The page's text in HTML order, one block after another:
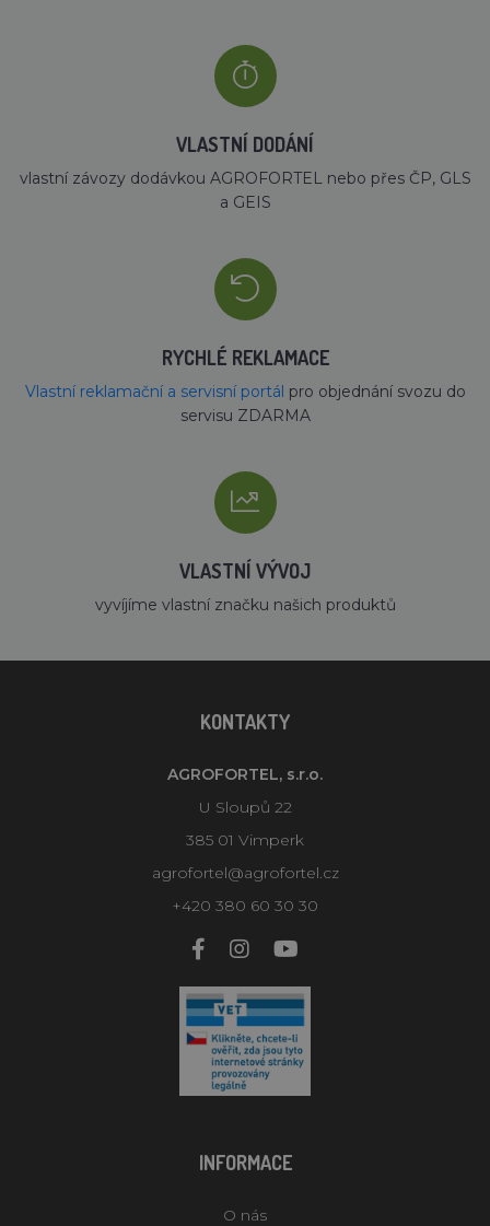
VLASTNÍ DODÁNÍ
vlastní závozy dodávkou AGROFORTEL nebo přes ČP, GLS
a GEIS
RYCHLÉ REKLAMACE
Vlastní reklamační a servisní portál pro objednání svozu do
servisu ZDARMA
VLASTNÍ VÝVOJ
vyvíjíme vlastní značku našich produktů
KONTAKTY
AGROFORTEL, s.r.o.
U Sloupů 22
385 01 Vimperk
agrofortel@agrofortel.cz
+420 380 60 30 30
INFORMACE
O nás